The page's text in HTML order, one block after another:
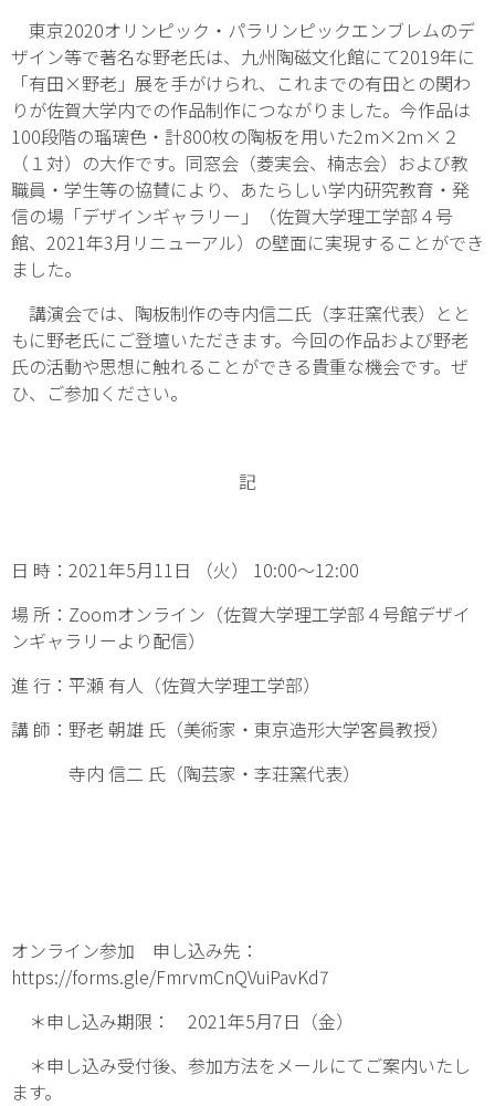
東京2020オリンピック・パラリンピックエンブレムのデ
ザイン等で著名な野老氏は、九州陶磁文化館にて2019年に
「有田×野老」展を手がけられ、これまでの有田との関わ
りが佐賀大学内での作品制作につながりました。今作品は
100段階の瑠璃色・計800枚の陶板を用いた2m×2ｍ×２
（１対）の大作です。同窓会（菱実会、楠志会）および教
職員・学生等の協賛により、あたらしい学内研究教育・発
信の場「デザインギャラリー」（佐賀大学理工学部４号
館、2021年3月リニューアル）の壁面に実現することができ
ました。
講演会では、陶板制作の寺内信二氏（李荘窯代表）とと
もに野老氏にご登壇いただきます。今回の作品および野老
氏の活動や思想に触れることができる貴重な機会です。ぜ
ひ、ご参加ください。
記
日 時：2021年5月11日 （火） 10:00～12:00
場 所：Zoomオンライン（佐賀大学理工学部４号館デザイ
ンギャラリーより配信）
進 行：平瀬 有人（佐賀大学理工学部）
講 師：野老 朝雄 氏（美術家・東京造形大学客員教授）
寺内 信二 氏（陶芸家・李荘窯代表）
オンライン参加 申し込み先：
https://forms.gle/FmrvmCnQVuiPavKd7
＊申し込み期限： 2021年5月7日（金）
＊申し込み受付後、参加方法をメールにてご案内いたし
ます。